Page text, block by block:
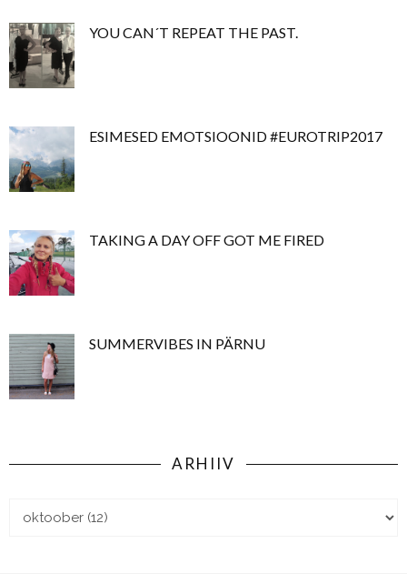
YOU CAN´T REPEAT THE PAST.
ESIMESED EMOTSIOONID #EUROTRIP2017
TAKING A DAY OFF GOT ME FIRED
SUMMERVIBES IN PÄRNU
ARHIIV